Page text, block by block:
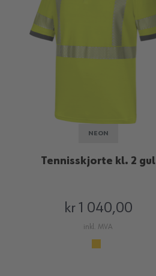
NEON
Tennisskjorte kl. 2 gul
kr 1 040,00
inkl. MVA